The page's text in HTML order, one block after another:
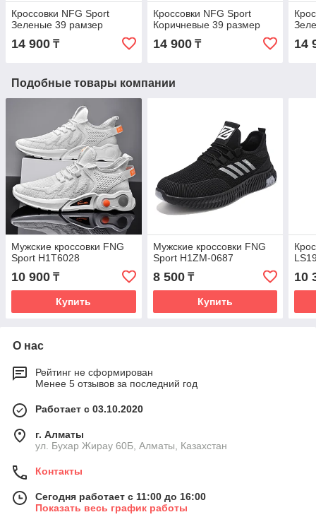
Кроссовки NFG Sport
Зеленые 39 рамзер
14 900 ₸
Кроссовки NFG Sport
Коричневые 39 размер
14 900₸ 14
Подобные товары компании
Мужские кроссовки FNG
Sport H1T6028
10 900 ₸
Купить
Мужские кроссовки FNG
Sport H1ZM-0687
8 500₸
Купить
10
О нас
Рейтинг не сформирован
Менее 5 отзывов за последний год
Работает с 03.10.2020
г. Алматы
ул. Бухар Жирау 60Б, Алматы, Казахстан
Контакты
Сегодня работает с 11:00 до 16:00
Показать весь график работы